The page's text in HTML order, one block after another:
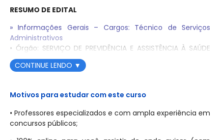
RESUMO DE EDITAL
» Informações Gerais – Cargos: Técnico de Serviços
Administrativos
• Órgão: SERVIÇO DE PREVIDÊNCIA E ASSISTÊNCIA À SAÚDE
DOS SERVIDORES MUNICIPAIS DE INDAIATUBA (SEPREV)
• Banca: Instituto Consulplan
2025
novembro de 2025 às 16h00min do dia 11 de dezembro de
2025
• Taxa de Inscrição: R$ 47,00 (para Nível Médio)
CONTINUE LENDO ▼
Motivos para estudar com este curso
• Professores especializados e com ampla experiência em
concursos públicos;